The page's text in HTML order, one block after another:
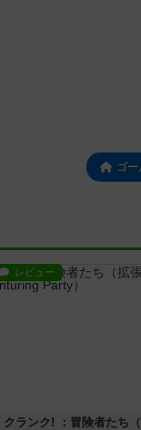
ゴ
レビュー
クランク! ：冒険者たち（